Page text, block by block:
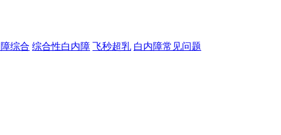
综合 综合性白内障 飞秒超乳 白内障常见问题